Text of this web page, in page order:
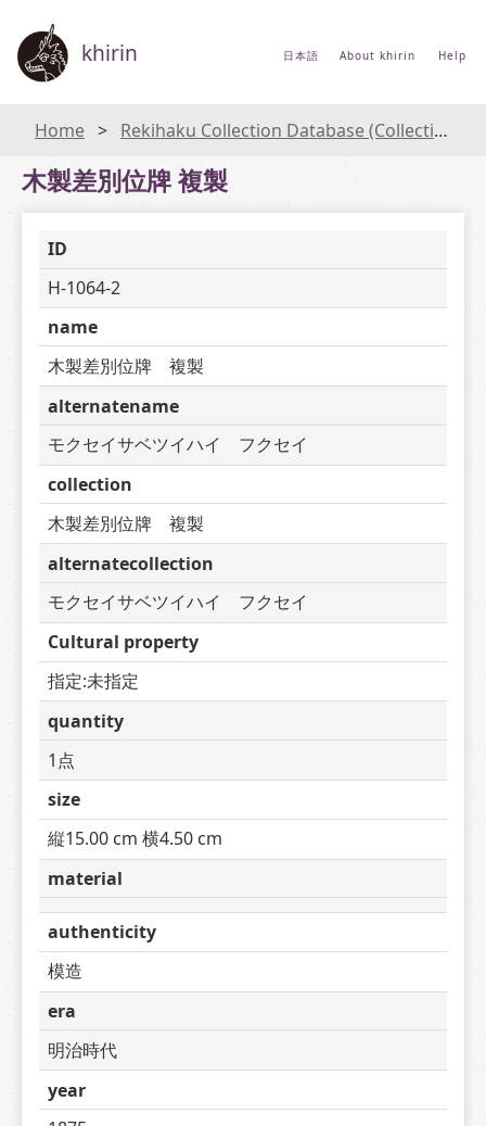
khirin 日本語 About khirin Help
Home Rekihaku Collection Database (Collections Database of the National Museum of Japanese History)
木製差別位牌 複製
ID
H-1064-2
name
木製差別位牌　複製
alternatename
モクセイサベツイハイ　フクセイ
collection
木製差別位牌　複製
alternatecollection
モクセイサベツイハイ　フクセイ
Cultural property
指定:未指定
quantity
1点
size
縦15.00 cm 横4.50 cm
material
authenticity
模造
era
明治時代
year